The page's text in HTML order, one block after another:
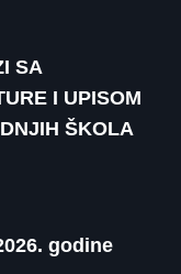
SA
I UPISOM
ŠKOLA
godine